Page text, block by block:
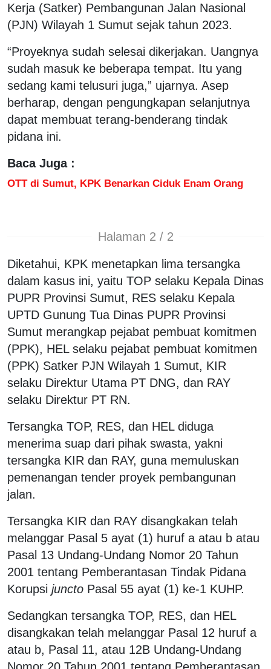
Kerja (Satker) Pembangunan Jalan Nasional
(PJN) Wilayah 1 Sumut sejak tahun 2023.
“Proyeknya sudah selesai dikerjakan. Uangnya
sudah masuk ke beberapa tempat. Itu yang
sedang kami telusuri juga,” ujarnya. Asep
berharap, dengan pengungkapan selanjutnya
dapat membuat terang-benderang tindak
pidana ini.
Baca Juga :
OTT di Sumut, KPK Benarkan Ciduk Enam Orang
Halaman 2 / 2
Diketahui, KPK menetapkan lima tersangka
dalam kasus ini, yaitu TOP selaku Kepala Dinas
PUPR Provinsi Sumut, RES selaku Kepala
UPTD Gunung Tua Dinas PUPR Provinsi
Sumut merangkap pejabat pembuat komitmen
(PPK), HEL selaku pejabat pembuat komitmen
(PPK) Satker PJN Wilayah 1 Sumut, KIR
selaku Direktur Utama PT DNG, dan RAY
selaku Direktur PT RN.
Tersangka TOP, RES, dan HEL diduga
menerima suap dari pihak swasta, yakni
tersangka KIR dan RAY, guna memuluskan
pemenangan tender proyek pembangunan
jalan.
Tersangka KIR dan RAY disangkakan telah
melanggar Pasal 5 ayat (1) huruf a atau b atau
Pasal 13 Undang-Undang Nomor 20 Tahun
2001 tentang Pemberantasan Tindak Pidana
Korupsi juncto Pasal 55 ayat (1) ke-1 KUHP.
Sedangkan tersangka TOP, RES, dan HEL
disangkakan telah melanggar Pasal 12 huruf a
atau b, Pasal 11, atau 12B Undang-Undang